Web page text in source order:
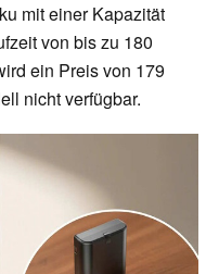
mit einer Kapazität
von bis zu 180
ein Preis von 179
nicht verfügbar.